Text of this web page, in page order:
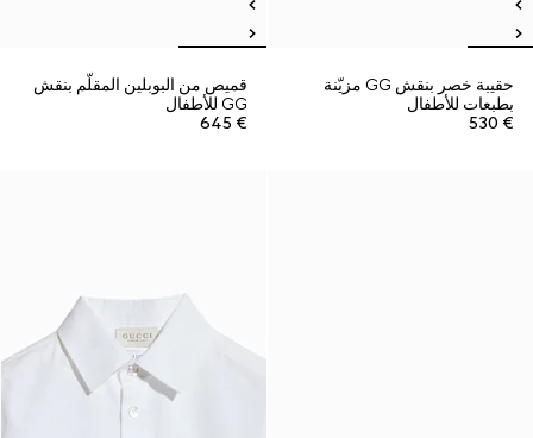
حقيبة خصر بنقش GG مزيّنة
بطبعات للأطفال
€ 530
قميص من البوبلين المقلّم بنقش
GG للأطفال
€ 645